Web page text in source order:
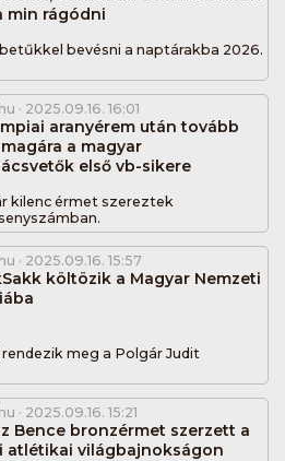
min rágódni
bevésni a naptárakba 2026.
· 2025.09.16. 16:01
aranyérem után tovább
a magyar
első vb-sikere
kilenc érmet szereztek
· 2025.09.16. 15:57
költözik a Magyar Nemzeti
meg a Polgár Judit
· 2025.09.16. 15:21
Bence bronzérmet szerzett a
atlétikai világbajnokságon